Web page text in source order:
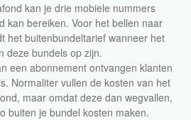
kan je drie mobiele nummers
kan bereiken. Voor het bellen naar
het buitenbundeltarief wanneer het
deze bundels op zijn.
een abonnement ontvangen klanten
Normaliter vullen de kosten van het
maar omdat deze dan wegvallen,
buiten je bundel kosten maken.